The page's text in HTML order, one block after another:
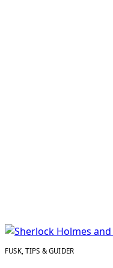
FUSK, TIPS & GUIDER